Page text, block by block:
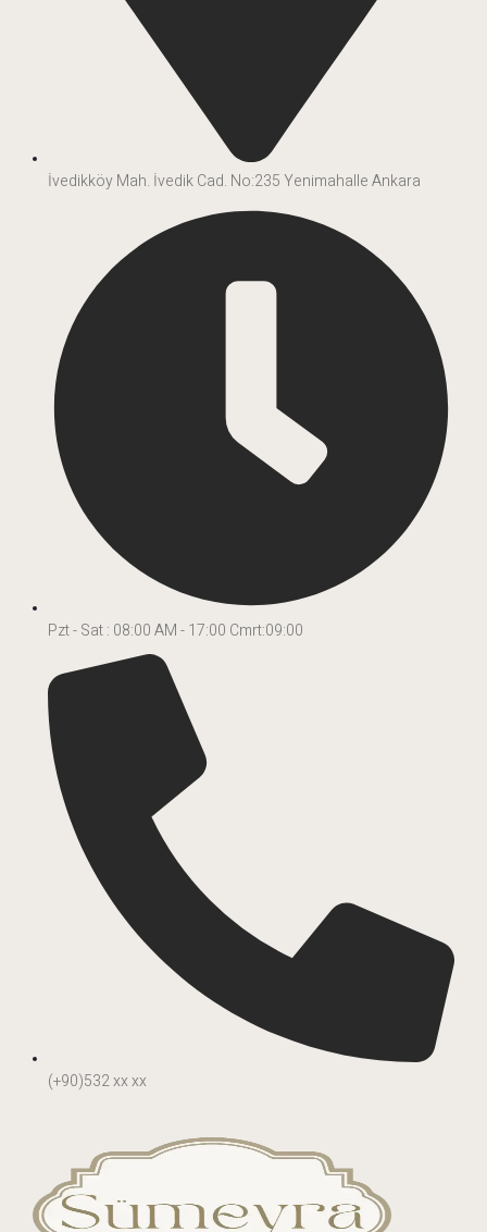
İvedikköy Mah. İvedik Cad. No:235 Yenimahalle Ankara
Pzt - Sat : 08:00 AM - 17:00 Cmrt:09:00
(+90)532 xx xx